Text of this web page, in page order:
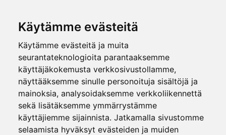
Käytämme evästeitä
Käytämme evästeitä ja muita
seurantateknologioita parantaaksemme
käyttäjäkokemusta verkkosivustollamme,
näyttääksemme sinulle personoituja sisältöjä ja
mainoksia, analysoidaksemme verkkoliikennettä
sekä lisätäksemme ymmärrystämme
käyttäjiemme sijainnista. Jatkamalla sivustomme
selaamista hyväksyt evästeiden ja muiden